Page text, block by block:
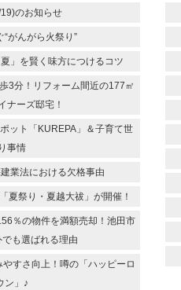
のお知らせ
がんがら火祭り”
」を賢く味方につけるコツ
3分！リフォーム間近の177㎡
ナーズ邸宅！
ット「KUREPA」＆子育て世
事情
業法における欠格事由
祭り・夏越大祓」が開催！
％の物件を満額売却！池田市
も選ばれる理由
すさ向上！噂の「ハッピーロ
ン」♪